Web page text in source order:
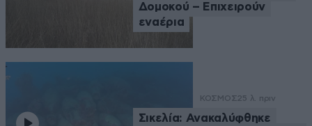
Δομοκού – Επιχειρούν
εναέρια
ΚΟΣΜΟΣ25 λ. πριν
Σικελία: Ανακαλύφθηκε